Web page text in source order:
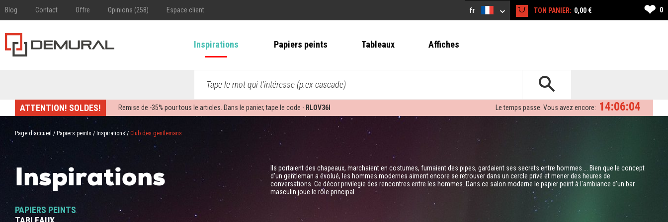
Blog Contact Offre Opinions (258) Espace client fr TON PANIER: 0,00 € ❤ 0
Inspirations Papiers peints Tableaux Affiches
Tape le mot qui t'intéresse (p.ex cascade)
ATTENTION! SOLDES! Remise de -35% pour tous le articles. Dans le panier, tape le code - RLOV36I 14:06:03
Le temps passe. Vous avez encore:
Page d'accueil / Papiers peints / Inspirations/ Club des gentlemans
Inspirations
PAPIERS PEINTS
Ils portaient des chapeaux, marchaient en costumes, fumaient des pipes, gardaient ses secrets entre hommes ... Bien que le concept
d'un gentleman a évolué, les hommes modernes aiment encore se retrouver dans un cercle privé et mener des heures de
conversations. Ce décor privilegie des rencontres entre les hommes. Dans ce salon moderne le papier peint à l'ambiance d'un bar
masculin joue le rôle principal.